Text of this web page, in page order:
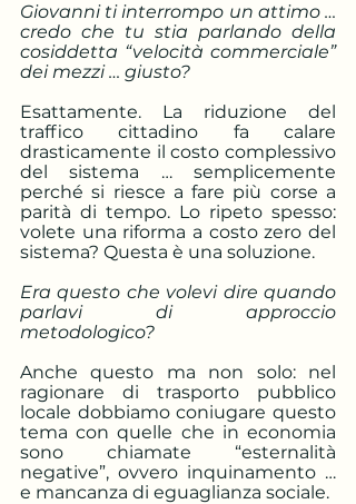
Giovanni ti interrompo un attimo …
credo che tu stia parlando della
cosiddetta “velocità commerciale”
dei mezzi … giusto?
Esattamente. La riduzione del
traffico cittadino fa calare
drasticamente il costo complessivo
del sistema … semplicemente
perché si riesce a fare più corse a
parità di tempo. Lo ripeto spesso:
volete una riforma a costo zero del
sistema? Questa è una soluzione.
Era questo che volevi dire quando
parlavi di approccio
metodologico?
Anche questo ma non solo: nel
ragionare di trasporto pubblico
locale dobbiamo coniugare questo
tema con quelle che in economia
sono chiamate “esternalità
negative”, ovvero inquinamento …
e mancanza di eguaglianza sociale.